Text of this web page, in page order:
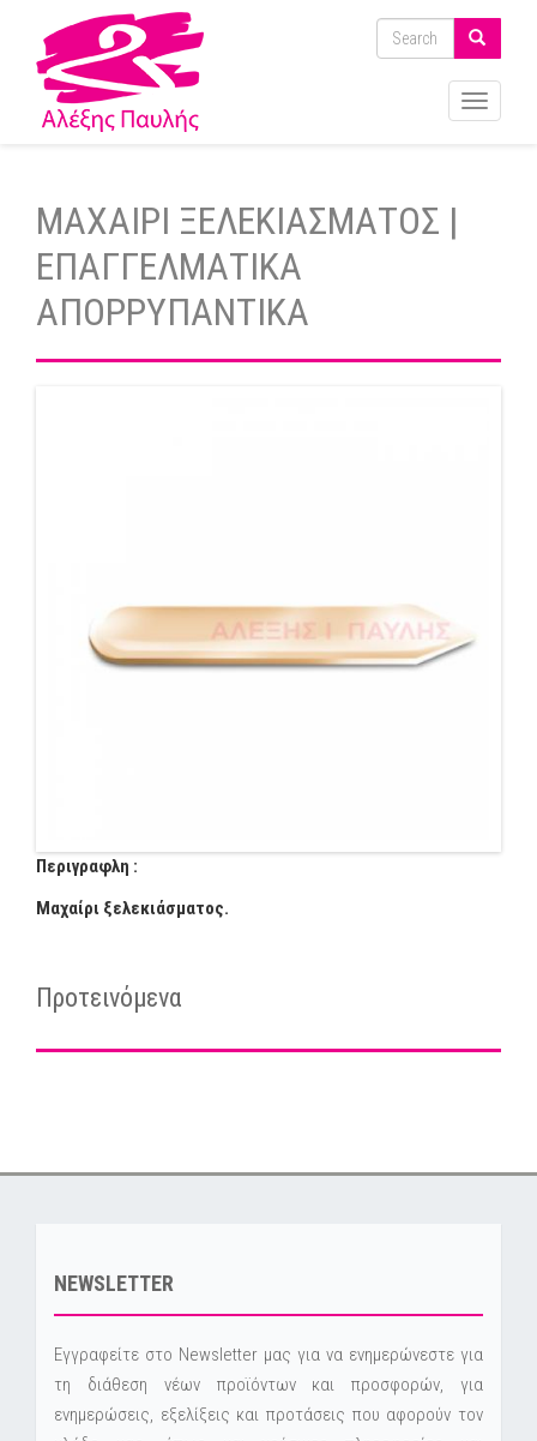
ΜΑΧΑΙΡΙ ΞΕΛΕΚΙΑΣΜΑΤΟΣ |
ΕΠΑΓΓΕΛΜΑΤΙΚΑ
ΑΠΟΡΡΥΠΑΝΤΙΚΑ
Περιγραφλη :
Μαχαίρι ξελεκιάσματος.
Προτεινόμενα
Toggle
NEWSLETTER
Εγγραφείτε στο Newsletter μας για να ενημερώνεστε για
τη διάθεση νέων προϊόντων και προσφορών, για
ενημερώσεις, εξελίξεις και προτάσεις που αφορούν τον